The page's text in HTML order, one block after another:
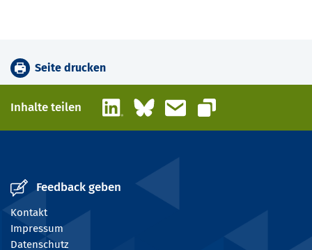
Seite drucken
Inhalte teilen LinkedInBlueskyE-Mail
Link kopieren
Feedback geben
Kontakt
Impressum
Datenschutz